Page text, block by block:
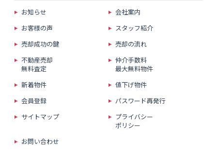
お知らせ
会社案内
お客様の声
スタッフ紹介
売却成功の鍵
売却の流れ
不動産売却
無料査定
仲介手数料
最大無料物件
新着物件
値下げ物件
会員登録
パスワード再発行
サイトマップ
プライバシー
ポリシー
お問い合わせ